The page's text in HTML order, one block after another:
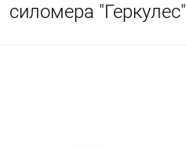
силомера "Геркулес"